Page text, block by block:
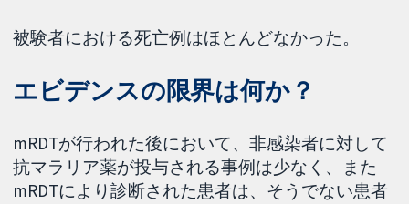
被験者における死亡例はほとんどなかった。
エビデンスの限界は何か？
mRDTが行われた後において、非感染者に対して
抗マラリア薬が投与される事例は少なく、また
mRDTにより診断された患者は、そうでない患者